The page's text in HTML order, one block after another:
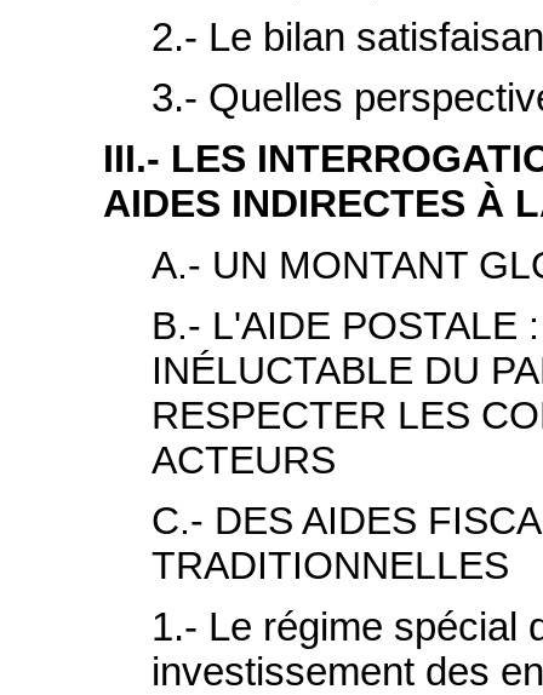
2.- Le bilan
3.- Quelles
III.- LES
AIDES INDIRECTES À
A.- UN MONTANT
B.- L'AIDE POSTALE
INÉLUCTABLE DU
RESPECTER LES
ACTEURS
C.- DES AIDES
TRADITIONNELLES
1.- Le régime spécial
investissement des